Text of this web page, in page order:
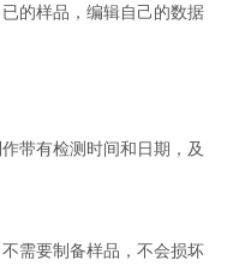
的样品，编辑自己的数据
带有检测时间和日期，及
需要制备样品，不会损坏